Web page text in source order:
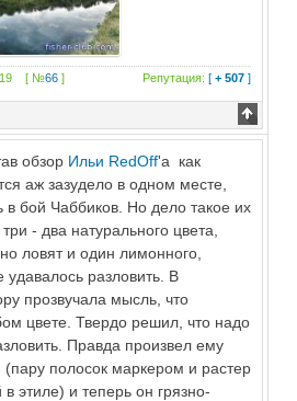
[ №66 ] Репутация: [+ 507 ]
обзор Ильи RedOff'a как
аж зазудело в одном месте,
в бой Чаббиков. Но дело такое их
- два натурального цвета,
ловят и один лимонного,
удавалось разловить. В
прозвучала мысль, что
цвете. Твердо решил, что надо
Правда произвел ему
полосок маркером и растер
этиле) и теперь он грязно-